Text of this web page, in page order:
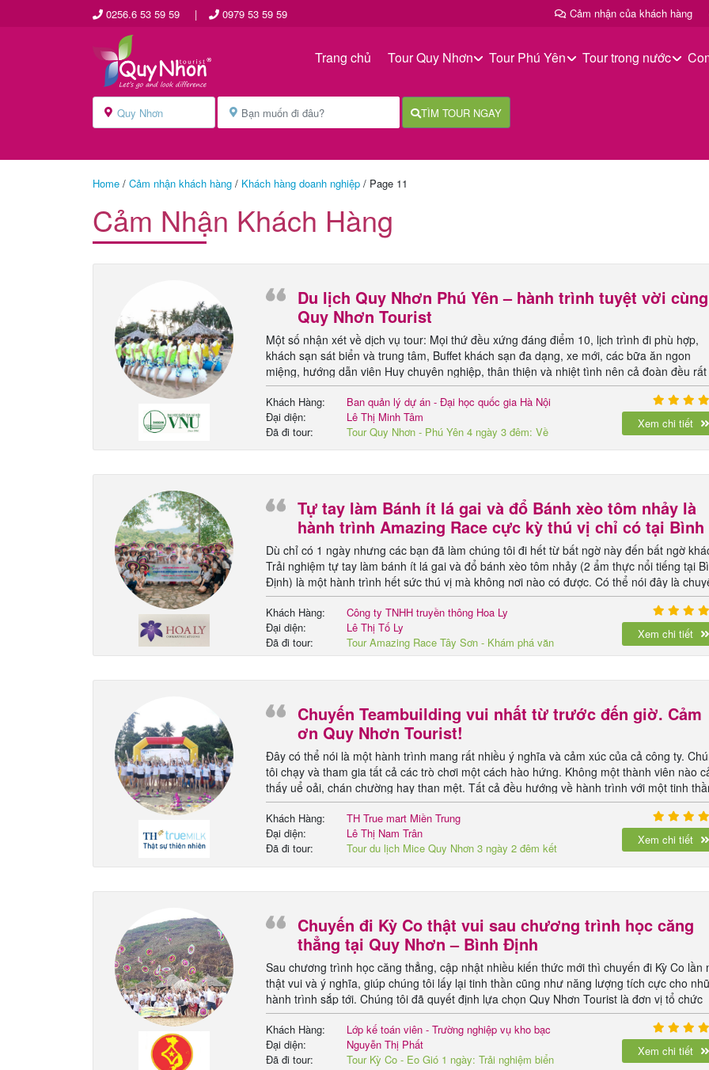
0256.6 53 59 59 | 0979 53 59 59 Cảm nhận của khách hàng
Trang chủ Tour Quy Nhơn Tour Phú Yên Tour trong nước
TÌM TOUR NGAY
Home / Cảm nhận khách hàng / Khách hàng doanh nghiệp / Page 11
Cảm Nhận Khách Hàng
Du lịch Quy Nhơn Phú Yên – hành trình tuyệt vời cùng
Quy Nhơn Tourist
Một số nhận xét về dịch vụ tour: Mọi thứ đều xứng đáng điểm 10, lịch trình đi phù hợp,
khách sạn sát biển và trung tâm, Buffet khách sạn đa dạng, xe mới, các bữa ăn ngon
miệng, hướng dẫn viên Huy chuyên nghiệp, thân thiện và nhiệt tình nên cả đoàn đều rất
thích. Teambuilding đơn giản nhưng cực kỳ vui, MC hài hước, linh động, các trò chơi phù
hợp với đoàn
Khách Hàng:
Đại diện:
Đã đi tour:
Ban quản lý dự án - Đại học quốc gia Hà Nội
Lê Thị Minh Tâm
Tour Quy Nhơn - Phú Yên 4 ngày 3 đêm: Về
miền biển nhớ
Xem chi tiết
Tự tay làm Bánh ít lá gai và đổ Bánh xèo tôm nhảy là
hành trình Amazing Race cực kỳ thú vị chỉ có tại Bình
Định
Dù chỉ có 1 ngày nhưng các bạn đã làm chúng tôi đi hết từ bất ngờ này đến bất ngờ
Trải nghiệm tự tay làm bánh ít lá gai và đổ bánh xèo tôm nhảy (2 ẩm thực nổi tiếng tại
Định) là một hành trình hết sức thú vị mà không nơi nào có được. Có thể nói đây là
Amazing Race hay nhất từ trước đến giờ của Công ty
Khách Hàng:
Đại diện:
Đã đi tour:
Công ty TNHH truyền thông Hoa Ly
Lê Thị Tố Ly
Tour Amazing Race Tây Sơn - Khám phá văn
hóa ẩm thực Bình Định
Xem chi tiết
Chuyến Teambuilding vui nhất từ trước đến giờ. Cảm
ơn Quy Nhơn Tourist!
Đây có thể nói là một hành trình mang rất nhiều ý nghĩa và cảm xúc của cả công ty.
tôi chạy và tham gia tất cả các trò chơi một cách hào hứng. Không một thành viên nào
thấy uể oải, chán chường hay than mệt. Tất cả đều hướng về hành trình với một tinh
tập trung cao độ...
Khách Hàng:
Đại diện:
Đã đi tour:
TH True mart Miền Trung
Lê Thị Nam Trân
Tour du lịch Mice Quy Nhơn 3 ngày 2 đêm kết
Xem chi tiết
Chuyến đi Kỳ Co thật vui sau chương trình học căng
thẳng tại Quy Nhơn – Bình Định
Sau chương trình học căng thẳng, cập nhật nhiều kiến thức mới thì chuyến đi Kỳ Co lần
thật vui và ý nghĩa, giúp chúng tôi lấy lại tinh thần cũng như năng lượng tích cực cho
hành trình sắp tới. Chúng tôi đã quyết định lựa chọn Quy Nhơn Tourist là đơn vị tổ chức
tour sau khi tới Văn phòng công ty và được bạn Nhi tư vấn rất nhiệt tình, phù hợp với
trình đoàn
Khách Hàng:
Đại diện:
Đã đi tour:
Lớp kế toán viên - Trường nghiệp vụ kho bạc
Nguyễn Thị Phất
Tour Kỳ Co - Eo Gió 1 ngày: Trải nghiệm biển
Xem chi tiết